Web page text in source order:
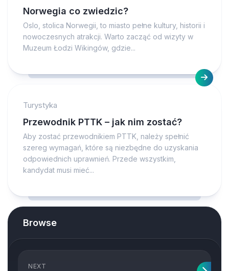
Norwegia co zwiedzic?
Oslo, stolica Norwegii, to miasto pełne kultury, historii i
nowoczesnych atrakcji. Warto zacząć od wizyty w
Muzeum Łodzi Wikingów, gdzie...
Turystyka
Przewodnik PTTK – jak nim zostać?
Aby zostać przewodnikiem PTTK, należy spełnić
szereg wymagań, które są niezbędne do uzyskania
odpowiednich uprawnień. Przede wszystkim,
kandydat musi mieć...
Browse
NEXT